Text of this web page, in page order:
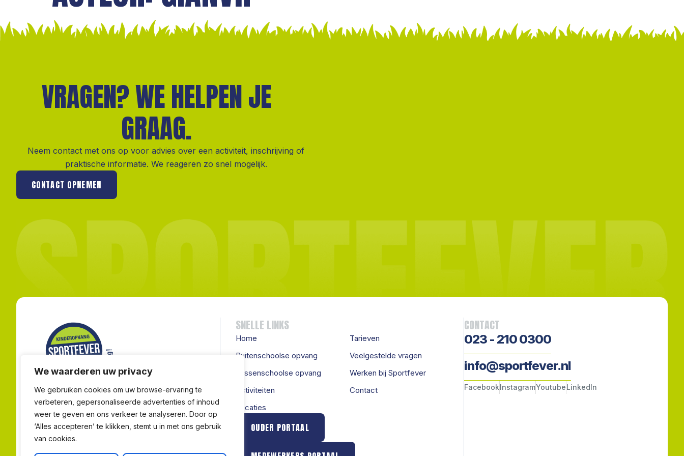
We waarderen uw privacy
We gebruiken cookies om uw browse-ervaring te
verbeteren, gepersonaliseerde advertenties of inhoud
weer te geven en ons verkeer te analyseren. Door op
‘Alles accepteren’ te klikken, stemt u in met ons gebruik
van cookies.
VRAGEN? WE HELPEN JE
GRAAG.
Neem contact met ons op voor advies over een activiteit, inschrijving of
praktische informatie. We reageren zo snel mogelijk.
CONTACT OPNEMEN
Sportfever organiseert het hele jaar door sportieve
activiteiten, kampen en evenementen voor kinderen.
Van skiën en schaatsen tot avontuurlijke
vakantiekampen. Actief, leerzaam en vooral heel
leuk.
SNELLE LINKS
Home
Buitenschoolse opvang
Tussenschoolse opvang
Activiteiten
Locaties
Tarieven
Veelgestelde vragen
Werken bij Sportfever
Contact
OUDER PORTAAL
CONTACT
023 - 210 0300
info@sportfever.nl
FacebookInstagramYoutubeLinkedIn